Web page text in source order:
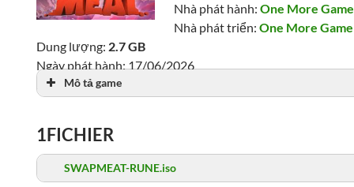
Nhà phát hành:One More Game
Nhà phát triển:One More Game
Dung lượng: 2.7 GB
Ngày phát hành: 17/06/2026
Lượt xem: 902
Mô tả game
1FICHIER
SWAPMEAT-RUNE.iso